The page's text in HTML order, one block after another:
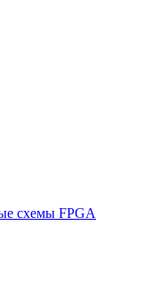
схемы FPGA